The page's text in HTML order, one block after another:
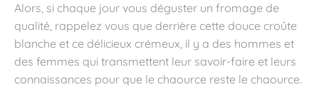
Alors, si chaque jour vous déguster un fromage de
qualité, rappelez vous que derrière cette douce croûte
blanche et ce délicieux crémeux, il y a des hommes et
des femmes qui transmettent leur savoir-faire et leurs
connaissances pour que le chaource reste le chaource.